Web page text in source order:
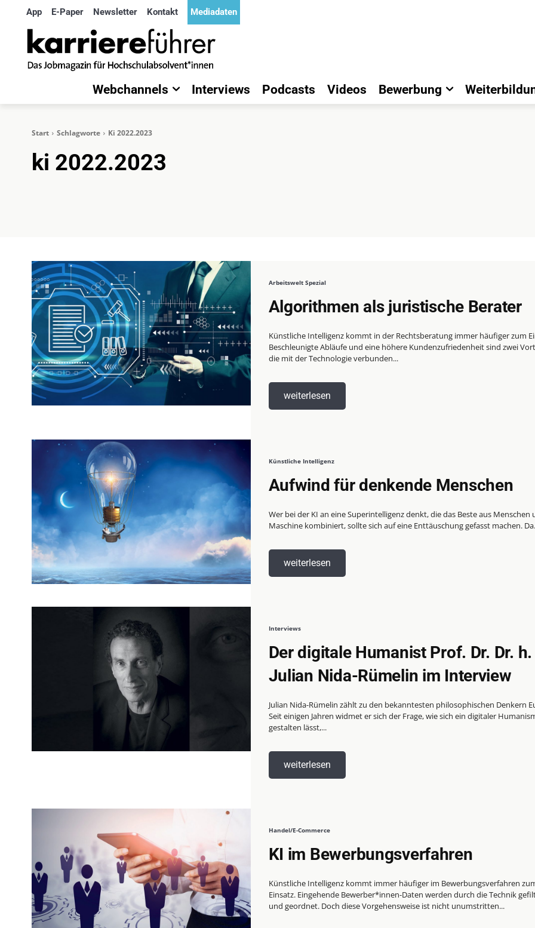
App E-Paper Newsletter Kontakt Mediadaten
Webchannels Interviews Podcasts Videos Bewerbung
Start Schlagworte Ki 2022.2023
ki 2022.2023
Arbeitswelt Spezial
Algorithmen als juristische Berater
Künstliche Intelligenz kommt in der Rechtsberatung immer häufiger zum
Beschleunigte Abläufe und eine höhere Kundenzufriedenheit sind zwei
die mit der Technologie verbunden...
weiterlesen
Künstliche Intelligenz
Aufwind für denkende Menschen
Wer bei der KI an eine Superintelligenz denkt, die das Beste aus Menschen
Maschine kombiniert, sollte sich auf eine Enttäuschung gefasst machen.
weiterlesen
Interviews
Der digitale Humanist Prof. Dr. Dr. h.
Julian Nida-Rümelin im Interview
Julian Nida-Rümelin zählt zu den bekanntesten philosophischen Denkern
Seit einigen Jahren widmet er sich der Frage, wie sich ein digitaler
gestalten lässt,...
weiterlesen
Handel/E-Commerce
KI im Bewerbungsverfahren
Künstliche Intelligenz kommt immer häufiger im Bewerbungsverfahren
Einsatz. Eingehende Bewerber*innen-Daten werden durch die Technik
und geordnet. Doch diese Vorgehensweise ist nicht unumstritten...